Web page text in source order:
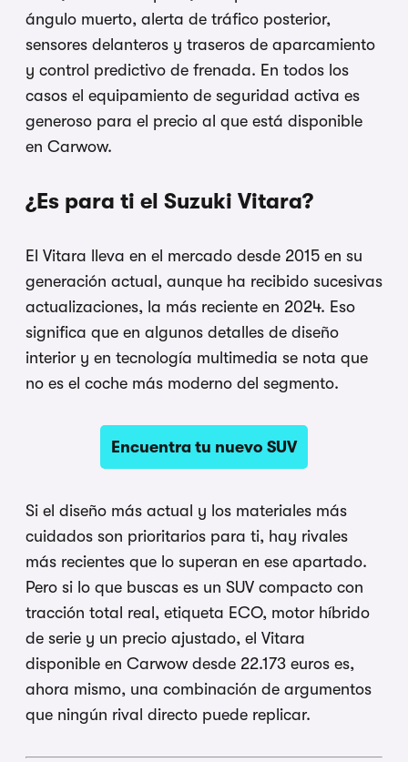
ángulo muerto, alerta de tráfico posterior,
sensores delanteros y traseros de aparcamiento
y control predictivo de frenada. En todos los
casos el equipamiento de seguridad activa es
generoso para el precio al que está disponible
en Carwow.
¿Es para ti el Suzuki Vitara?
El Vitara lleva en el mercado desde 2015 en su
generación actual, aunque ha recibido sucesivas
actualizaciones, la más reciente en 2024. Eso
significa que en algunos detalles de diseño
interior y en tecnología multimedia se nota que
no es el coche más moderno del segmento.
Encuentra tu nuevo SUV
Si el diseño más actual y los materiales más
cuidados son prioritarios para ti, hay rivales
más recientes que lo superan en ese apartado.
Pero si lo que buscas es un SUV compacto con
tracción total real, etiqueta ECO, motor híbrido
de serie y un precio ajustado, el Vitara
disponible en Carwow desde 22.173 euros es,
ahora mismo, una combinación de argumentos
que ningún rival directo puede replicar.